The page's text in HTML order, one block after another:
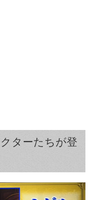
ターたちが登